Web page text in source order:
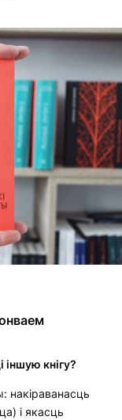
кнігу?
і якасць